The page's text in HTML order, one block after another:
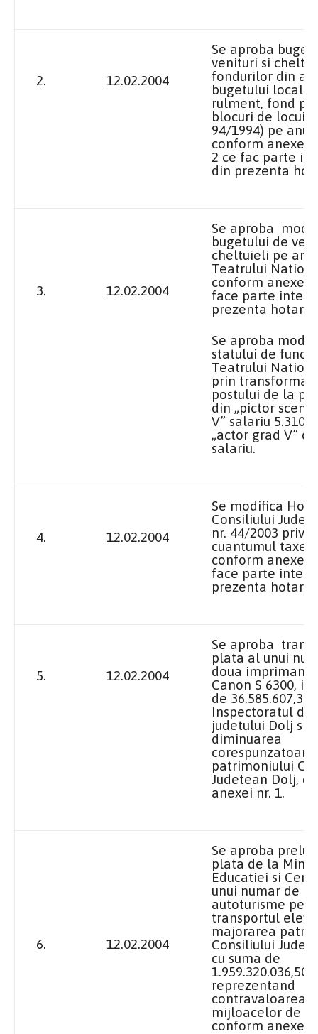
2. 12.02.2004
Se aproba
venituri si
fondurilor din
bugetului local
rulment, fond
blocuri de
94/1994) pe anul
conform
2 ce fac parte
din prezenta
3. 12.02.2004
Se aproba
bugetului de
cheltuieli pe
Teatrului
conform anexei
face parte
prezenta
Se aproba
statului de
Teatrului
prin
postului de la
din „pictor
V” salariu
„actor grad V”
salariu.
4. 12.02.2004
Se modifica
Consiliului
nr. 44/2003
cuantumul
conform anexei
face parte
prezenta
5. 12.02.2004
Se aproba
plata al unui
doua
Canon S 6300, in
de
Inspectoratul de
judetului Dolj si
diminuarea
corespunzatoare
patrimoniului
Judetean Dolj,
anexei nr. 1.
6. 12.02.2004
Se aproba
plata de la
Educatiei si
unui numar de 3
autoturisme
transportul
majorarea
Consiliului
cu suma de
1.959.320.036,50
reprezentand
contravaloarea
mijloacelor de
conform anexei